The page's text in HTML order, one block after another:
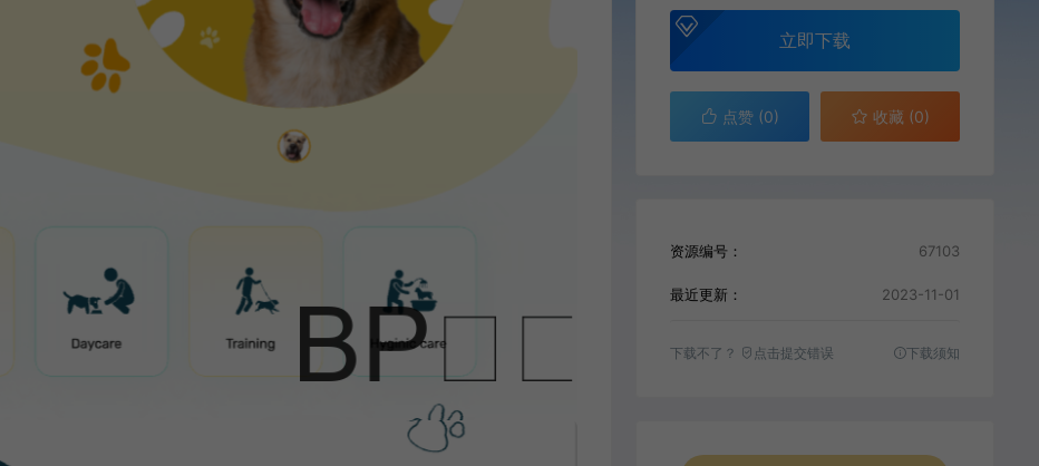
立即下载
点赞 (0) 收藏 (0)
资源编号： 67103
最近更新： 2023-11-01
下载不了？ 点击提交错误 下载须知